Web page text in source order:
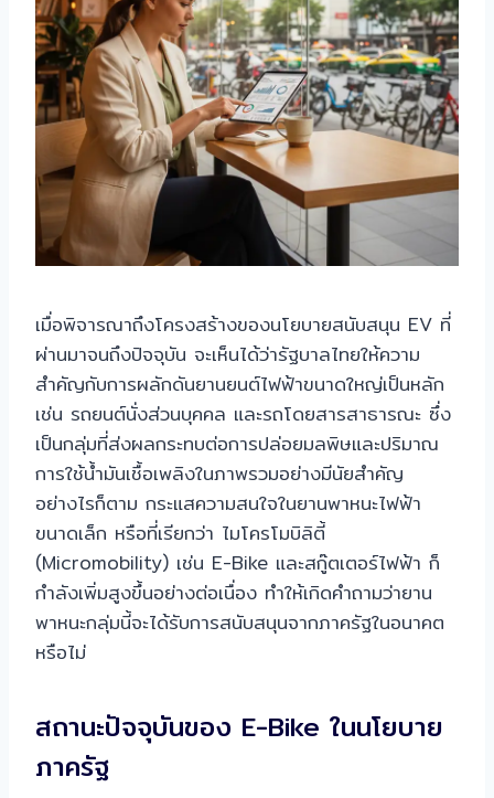
เมื่อพิจารณาถึงโครงสร้างของนโยบายสนับสนุน EV ที่
ผ่านมาจนถึงปัจจุบัน จะเห็นได้ว่ารัฐบาลไทยให้ความ
สำคัญกับการผลักดันยานยนต์ไฟฟ้าขนาดใหญ่เป็นหลัก
เช่น รถยนต์นั่งส่วนบุคคล และรถโดยสารสาธารณะ ซึ่ง
เป็นกลุ่มที่ส่งผลกระทบต่อการปล่อยมลพิษและปริมาณ
การใช้น้ำมันเชื้อเพลิงในภาพรวมอย่างมีนัยสำคัญ
อย่างไรก็ตาม กระแสความสนใจในยานพาหนะไฟฟ้า
ขนาดเล็ก หรือที่เรียกว่า ไมโครโมบิลิตี้
(Micromobility) เช่น E-Bike และสกู๊ตเตอร์ไฟฟ้า ก็
กำลังเพิ่มสูงขึ้นอย่างต่อเนื่อง ทำให้เกิดคำถามว่ายาน
พาหนะกลุ่มนี้จะได้รับการสนับสนุนจากภาครัฐในอนาคต
หรือไม่
สถานะปัจจุบันของ E-Bike ในนโยบาย
ภาครัฐ